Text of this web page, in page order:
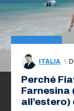
ITALIA \
Perché
Farnesina
all’estero)